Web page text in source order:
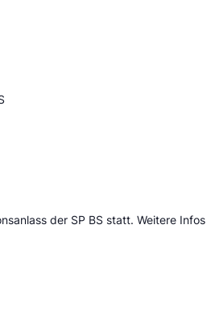
der SP BS statt. Weitere Infos